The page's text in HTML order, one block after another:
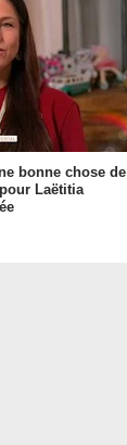
bonne chose de
Laëtitia